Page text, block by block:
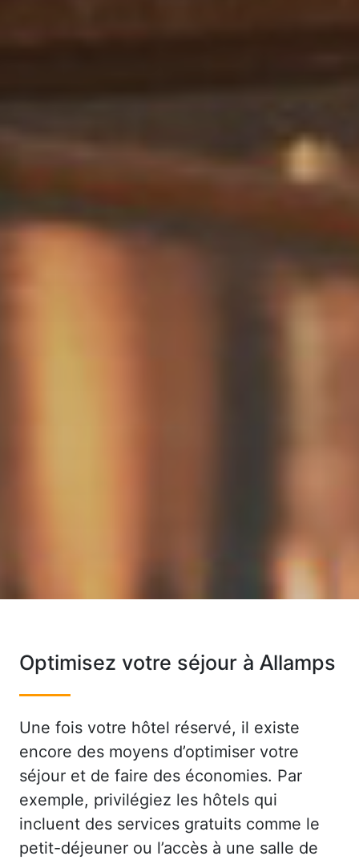
Optimisez votre séjour à Allamps
Une fois votre hôtel réservé, il existe
encore des moyens d’optimiser votre
séjour et de faire des économies. Par
exemple, privilégiez les hôtels qui
incluent des services gratuits comme le
petit-déjeuner ou l’accès à une salle de